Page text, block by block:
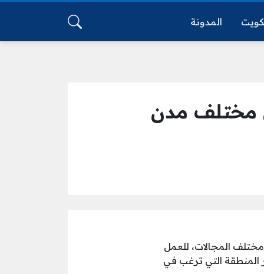
المدونة
مختلف مدن
المجالات، للعمل
التي ترغب في